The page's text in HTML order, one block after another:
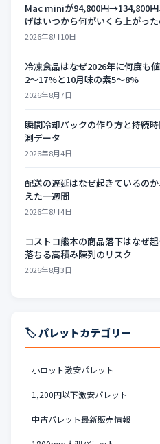
Mac miniが94,800円→134,800
げはいつから何がいくら上がっ
2026年8月10日
冷凍食品はなぜ2026年に何度も
2〜17%と10月味の素5〜8%
2026年8月7日
瞬間冷却パックの作り方と持続
測データ
2026年8月4日
配送の遅延はなぜ起きているの
えた一週間
2026年8月4日
コストコ熊本の商品落下はなぜ
落ちる高積み陳列のリスク
2026年8月3日
🏷️ パレットカテゴリー
小ロット激安パレット
1,200円以下激安パレット
中古パレット最新販売情報